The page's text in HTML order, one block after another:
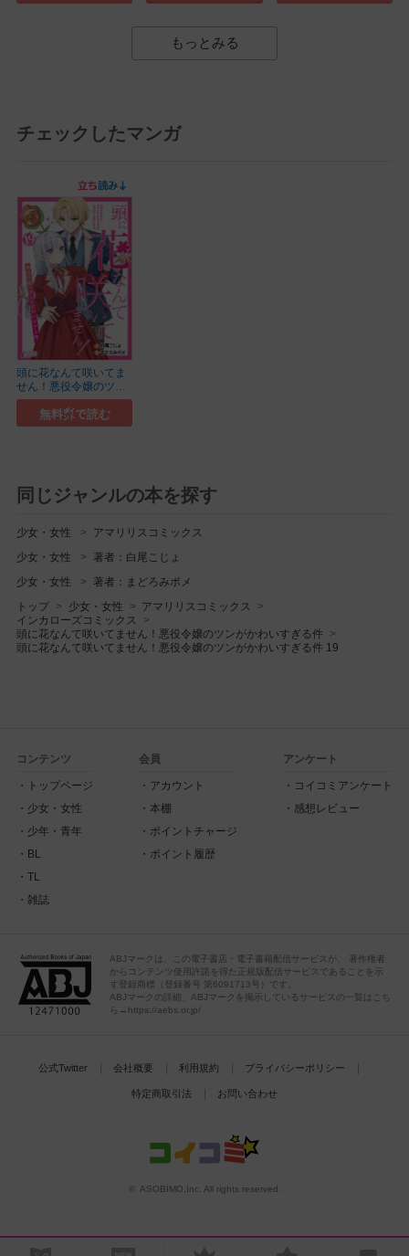
もっとみる
チェックしたマンガ
頭に花なんて咲いてま
せん！悪役令嬢のツン
がかわいすぎる件
無料㌽で読む
同じジャンルの本を探す
少女・女性 アマリリスコミックス
少女・女性 著者：白尾こじょ
少女・女性 著者：まどろみポメ
トップ 少女・女性
アマリリスコミックス
インカローズコミックス
頭に花なんて咲いてません！悪役令嬢のツンがかわいすぎる件
頭に花なんて咲いてません！悪役令嬢のツンがかわいすぎる件 19
コンテンツ
トップページ
少女・女性
少年・青年
BL
TL
雑誌
会員
アカウント
本棚
ポイントチャージ
ポイント履歴
アンケート
コイコミアンケート
感想レビュー
ABJマークは、この電子書店・電子書籍配信サービスが、 著作権者
からコンテンツ使用許諾を得た正規版配信サービスであることを示
す登録商標（登録番号 第6091713号）です。
ABJマークの詳細、ABJマークを掲示しているサービスの一覧はこち
ら→https://aebs.or.jp/
公式Twitter 会社概要 利用規約 プライバシーポリシー
特定商取引法 お問い合わせ
© ASOBIMO,Inc. All rights reserved.